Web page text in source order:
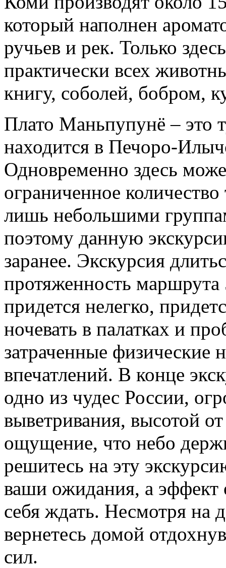
который наполнен
ручьев и рек. Только
практически всех
книгу, соболей, бобром,
Плато Маньпупунё – это
находится в Печоро-
Одновременно здесь
ограниченное
лишь небольшими
поэтому данную
заранее. Экскурсия
протяженность
придется нелегко,
ночевать в палатках и
затраченные физические
впечатлений. В конце
одно из чудес России,
выветривания, высотой
ощущение, что небо
решитесь на эту
ваши ожидания, а эффект
себя ждать. Несмотря на
вернетесь домой
сил.